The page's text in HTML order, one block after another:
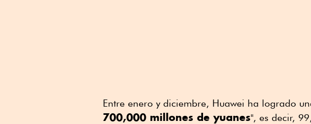
Entre enero y diciembre, Huawei ha logrado
700,000 millones de yuanes", es decir,